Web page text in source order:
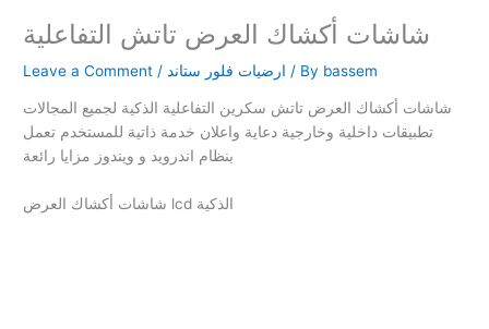
شاشات أكشاك العرض تاتش التفاعلية
Leave a Comment / ارضيات فلور ستاند / By bassem
شاشات أكشاك العرض تاتش سكرين التفاعلية الذكية لجميع المجالات
تطبيقات داخلية وخارجية دعاية واعلان خدمة ذاتية للمستخدم تعمل
بنظام اندرويد و ويندوز مزايا رائعة
شاشات أكشاك العرض lcd الذكية